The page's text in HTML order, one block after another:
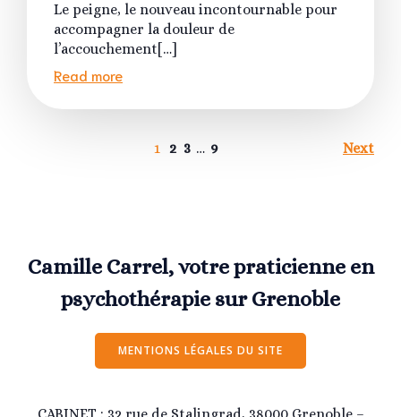
Le peigne, le nouveau incontournable pour
accompagner la douleur de
l’accouchement[…]
Read more
1 2 3 … 9 Next
Camille Carrel, votre praticienne en
psychothérapie sur Grenoble
MENTIONS LÉGALES DU SITE